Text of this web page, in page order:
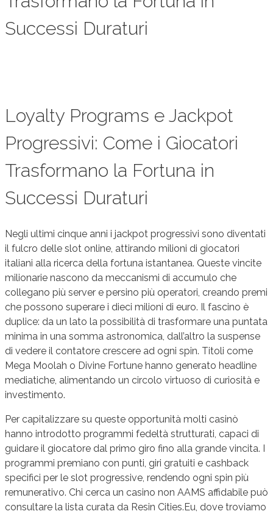
Successi Duraturi
Loyalty Programs e Jackpot
Progressivi: Come i Giocatori
Trasformano la Fortuna in
Successi Duraturi
Negli ultimi cinque anni i jackpot progressivi sono diventati
il fulcro delle slot online, attirando milioni di giocatori
italiani alla ricerca della fortuna istantanea. Queste vincite
milionarie nascono da meccanismi di accumulo che
collegano più server e persino più operatori, creando premi
che possono superare i dieci milioni di euro. Il fascino è
duplice: da un lato la possibilità di trasformare una puntata
minima in una somma astronomica, dall’altro la suspense
di vedere il contatore crescere ad ogni spin. Titoli come
Mega Moolah o Divine Fortune hanno generato headline
mediatiche, alimentando un circolo virtuoso di curiosità e
investimento.
Per capitalizzare su queste opportunità molti casinò
hanno introdotto programmi fedeltà strutturati, capaci di
guidare il giocatore dal primo giro fino alla grande vincita. I
programmi premiano con punti, giri gratuiti e cashback
specifici per le slot progressive, rendendo ogni spin più
remunerativo. Chi cerca un casino non AAMS affidabile può
consultare la lista curata da Resin Cities.Eu, dove troviamo